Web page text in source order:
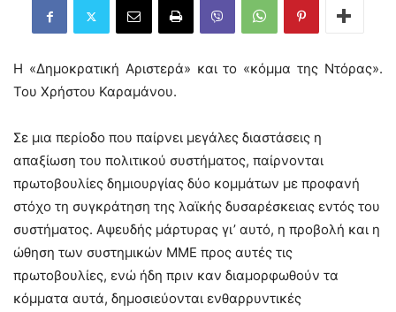
Η «Δημοκρατική Αριστερά» και το «κόμμα της Ντόρας».
Του Χρήστου Καραμάνου.
Σε μια περίοδο που παίρνει μεγάλες διαστάσεις η
απαξίωση του πολιτικού συστήματος, παίρνονται
πρωτοβουλίες δημιουργίας δύο κομμάτων με προφανή
στόχο τη συγκράτηση της λαϊκής δυσαρέσκειας εντός του
συστήματος. Αψευδής μάρτυρας γι’ αυτό, η προβολή και η
ώθηση των συστημικών ΜΜΕ προς αυτές τις
πρωτοβουλίες, ενώ ήδη πριν καν διαμορφωθούν τα
κόμματα αυτά, δημοσιεύονται ενθαρρυντικές